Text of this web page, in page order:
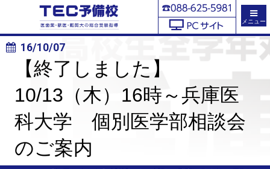
メニュー
16/10/07
【終了しました】
10/13（木）16時～兵庫医
科大学 個別医学部相談会
のご案内